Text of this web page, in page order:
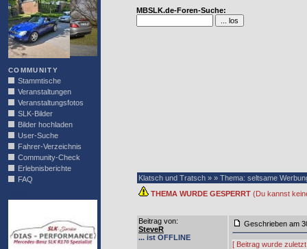
COMMUNITY
Stammtische
Veranstaltungen
Veranstaltungsfotos
SLK-Bilder
Bilder hochladen
User-Suche
Fahrer-Verzeichnis
Community-Check
Erlebnisberichte
FAQ
MBSLK.de-Foren-Suche:
Klatsch und Tratsch » » Thema: seltsame
THEMA WURDE GESPERRT (Du kannst
Beitrag von:
SteveR
... ist OFFLINE
Geschrieben am
[ Beitrag wurde